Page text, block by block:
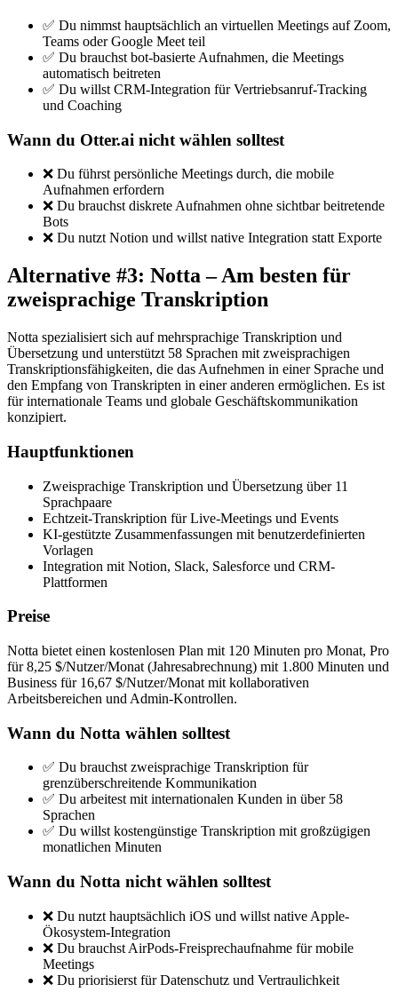
✅ Du nimmst hauptsächlich an virtuellen Meetings auf Zoom,
Teams oder Google Meet teil
✅ Du brauchst bot-basierte Aufnahmen, die Meetings
automatisch beitreten
✅ Du willst CRM-Integration für Vertriebsanruf-Tracking
und Coaching
Wann du Otter.ai nicht wählen solltest
❌ Du führst persönliche Meetings durch, die mobile
Aufnahmen erfordern
❌ Du brauchst diskrete Aufnahmen ohne sichtbar beitretende
Bots
❌ Du nutzt Notion und willst native Integration statt Exporte
Alternative #3: Notta – Am besten für
zweisprachige Transkription
Notta spezialisiert sich auf mehrsprachige Transkription und
Übersetzung und unterstützt 58 Sprachen mit zweisprachigen
Transkriptionsfähigkeiten, die das Aufnehmen in einer Sprache und
den Empfang von Transkripten in einer anderen ermöglichen. Es ist
für internationale Teams und globale Geschäftskommunikation
konzipiert.
Hauptfunktionen
Zweisprachige Transkription und Übersetzung über 11
Sprachpaare
Echtzeit-Transkription für Live-Meetings und Events
KI-gestützte Zusammenfassungen mit benutzerdefinierten
Vorlagen
Integration mit Notion, Slack, Salesforce und CRM-
Plattformen
Preise
Notta bietet einen kostenlosen Plan mit 120 Minuten pro Monat, Pro
für 8,25 $/Nutzer/Monat (Jahresabrechnung) mit 1.800 Minuten und
Business für 16,67 $/Nutzer/Monat mit kollaborativen
Arbeitsbereichen und Admin-Kontrollen.
Wann du Notta wählen solltest
✅ Du brauchst zweisprachige Transkription für
grenzüberschreitende Kommunikation
✅ Du arbeitest mit internationalen Kunden in über 58
Sprachen
✅ Du willst kostengünstige Transkription mit großzügigen
monatlichen Minuten
Wann du Notta nicht wählen solltest
❌ Du nutzt hauptsächlich iOS und willst native Apple-
Ökosystem-Integration
❌ Du brauchst AirPods-Freisprechaufnahme für mobile
Meetings
❌ Du priorisierst für Datenschutz und Vertraulichkeit